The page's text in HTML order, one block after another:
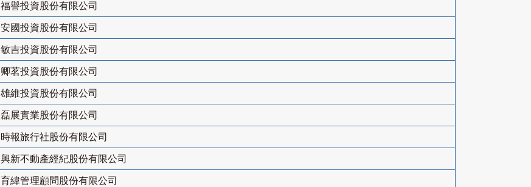
福譽投資股份有限公司
安國投資股份有限公司
敏吉投資股份有限公司
卿茗投資股份有限公司
雄維投資股份有限公司
磊展實業股份有限公司
時報旅行社股份有限公司
興新不動產經紀股份有限公司
育緯管理顧問股份有限公司